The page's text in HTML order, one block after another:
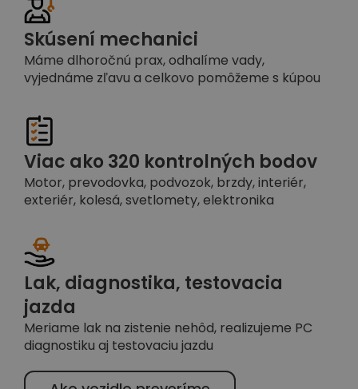
Skúsení mechanici
Máme dlhoročnú prax, odhalíme vady,
vyjednáme zľavu a celkovo pomôžeme s kúpou
Viac ako 320 kontrolných bodov
Motor, prevodovka, podvozok, brzdy, interiér,
exteriér, kolesá, svetlomety, elektronika
Lak, diagnostika, testovacia
jazda
Meriame lak na zistenie nehôd, realizujeme PC
diagnostiku aj testovaciu jazdu